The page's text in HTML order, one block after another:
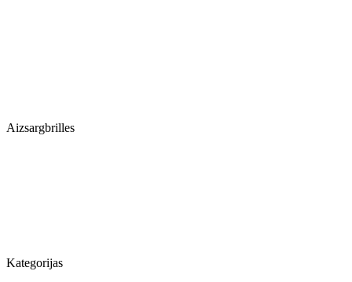
Aizsargbrilles
Kategorijas